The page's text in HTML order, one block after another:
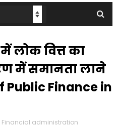
में लोक वित्त का
में समानता लाने
Public Finance in
Financial administration